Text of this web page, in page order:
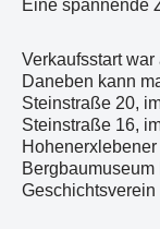
Eine spannende
Verkaufsstart
Daneben kann
Steinstraße 20,
Steinstraße 16,